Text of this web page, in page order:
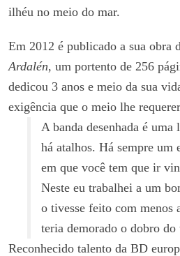
ilhéu no meio do mar.
Em 2012 é publicado a sua obra
Ardalén, um portento de 256
dedicou 3 anos e meio da sua
exigência que o meio lhe
A banda desenhada é uma
há atalhos. Há sempre um
em que você tem que ir
Neste eu trabalhei a um
o tivesse feito com menos
teria demorado o dobro do
Reconhecido talento da BD